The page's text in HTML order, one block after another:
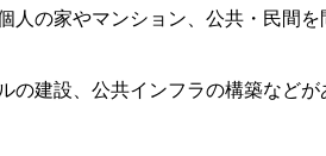
の家やマンション、公共・民間
建設、公共インフラの構築など